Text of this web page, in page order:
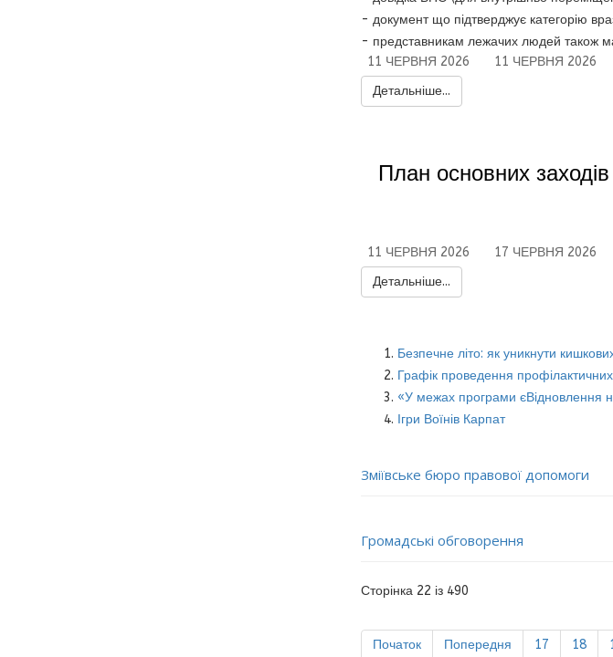
- документ що підтверджує категорію
- представникам лежачих людей також
11 ЧЕРВНЯ 2026
11 ЧЕРВНЯ 2026
Детальніше...
План основних
11 ЧЕРВНЯ 2026
17 ЧЕРВНЯ 2026
Детальніше...
Безпечне літо: як уникнути
Графік проведення
«У межах програми єВідновлення
Ігри Воїнів Карпат
Зміївське бюро правової допомоги
Громадські обговорення
Сторінка 22 із 490
Початок Попередня 17 18